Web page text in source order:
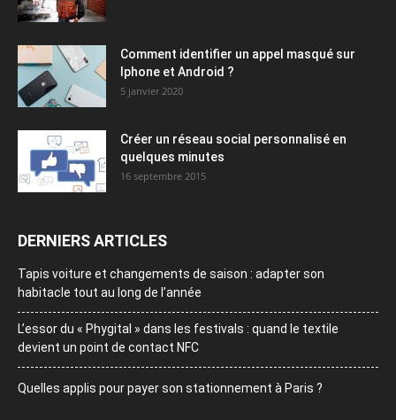
Comment identifier un appel masqué sur
Iphone et Android ?
5 janvier 2020
Créer un réseau social personnalisé en
quelques minutes
16 septembre 2015
DERNIERS ARTICLES
Tapis voiture et changements de saison : adapter son
habitacle tout au long de l’année
L’essor du « Phygital » dans les festivals : quand le textile
devient un point de contact NFC
Quelles applis pour payer son stationnement à Paris ?